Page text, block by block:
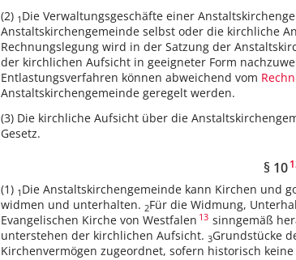
(2) 1 Die Verwaltungsgeschäfte einer
Anstaltskirchengemeinde selbst oder die kirchliche
Rechnungslegung wird in der Satzung der
der kirchlichen Aufsicht in geeigneter Form
Entlastungsverfahren können abweichend vom
Anstaltskirchengemeinde geregelt werden.
(3) Die kirchliche Aufsicht über die
Gesetz.
§ 10
(1) 1 Die Anstaltskirchengemeinde kann Kirchen und
widmen und unterhalten. 2Für die Widmung,
Evangelischen Kirche von Westfalen 13 sinngemäß
unterstehen der kirchlichen Aufsicht.3Grundstücke
Kirchenvermögen zugeordnet, sofern historisch